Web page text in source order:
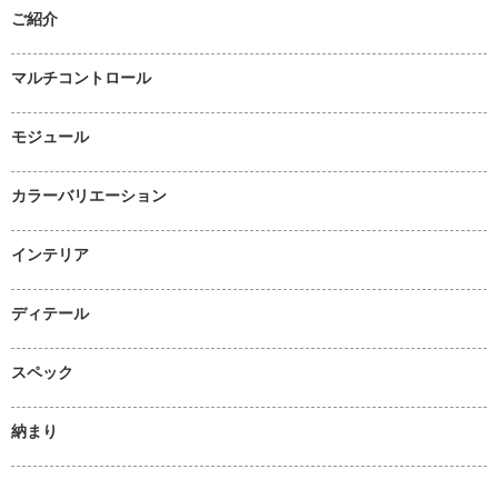
ご紹介
マルチコントロール
モジュール
カラーバリエーション
インテリア
ディテール
スペック
納まり